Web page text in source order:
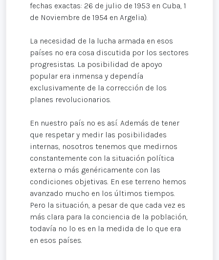
fechas exactas: 26 de julio de 1953 en Cuba, 1
de Noviembre de 1954 en Argelia).
La necesidad de la lucha armada en esos
países no era cosa discutida por los sectores
progresistas. La posibilidad de apoyo
popular era inmensa y dependía
exclusivamente de la corrección de los
planes revolucionarios.
En nuestro país no es así. Además de tener
que respetar y medir las posibilidades
internas, nosotros tenemos que medirnos
constantemente con la situación política
externa o más genéricamente con las
condiciones objetivas. En ese terreno hemos
avanzado mucho en los últimos tiempos.
Pero la situación, a pesar de que cada vez es
más clara para la conciencia de la población,
todavía no lo es en la medida de lo que era
en esos países.